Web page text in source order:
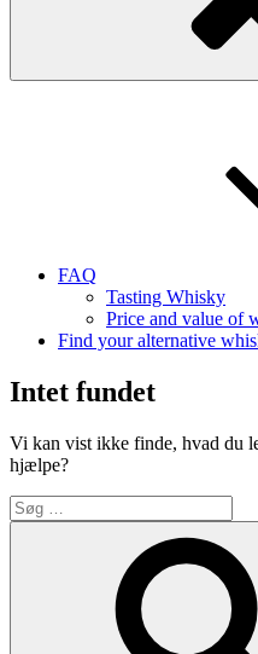
FAQ
Tasting Whisky
Price and value of
Find your alternative
Intet fundet
Vi kan vist ikke finde, hvad du
hjælpe?
Søg
efter: